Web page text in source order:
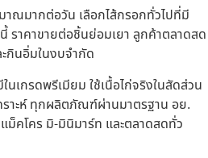
าณมากต่อวัน เลือกไส้กรอกทั่วไปที่มี
ราคาขายต่อชิ้นย่อมเยา ลูกค้าตลาดสด
กินอิ่มในงบจำกัด
เกรดพรีเมียม ใช้เนื้อไก่จริงในสัดส่วน
ราะห์ ทุกผลิตภัณฑ์ผ่านมาตรฐาน อย.
ม็คโคร มิ-มินิมาร์ท และตลาดสดทั่ว